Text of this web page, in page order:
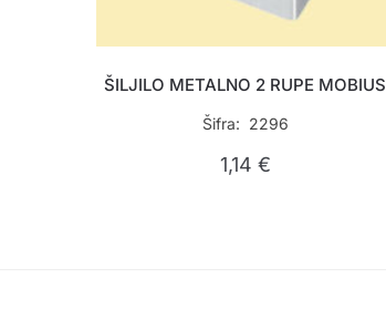
ŠILJILO METALNO 2 RUPE MOBIUS
Šifra: 2296
1,14 €